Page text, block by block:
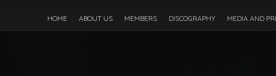
HOME ABOUT US MEMBERS DISCOGRAPHY MEDIA AND